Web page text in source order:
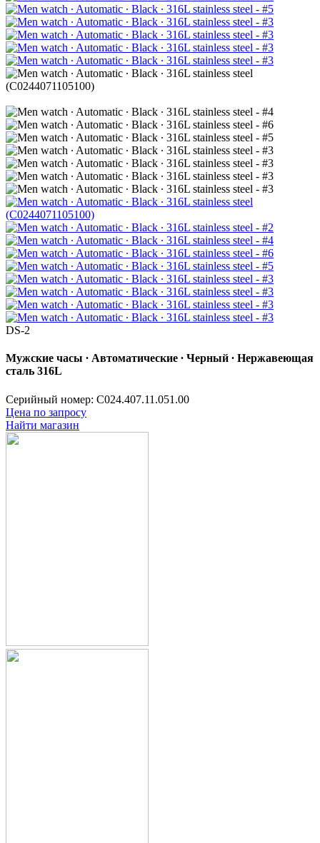
DS-2
Мужские часы ∙ Автоматические ∙ Черный ∙ Нержавеющая
сталь 316L
Серийный номер: C024.407.11.051.00
Цена по запросу
Найти магазин